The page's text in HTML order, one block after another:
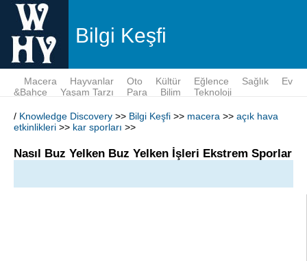
Bilgi Keşfi
Macera Hayvanlar Oto Kültür Eğlence Sağlık
Ev
&Bahçe
Yaşam Tarzı Para Bilim Teknoloji
/ Knowledge Discovery >> Bilgi Keşfi >> macera >> açık hava
etkinlikleri >> kar sporları >>
Nasıl Buz Yelken Buz Yelken İşleri Ekstrem Sporlar